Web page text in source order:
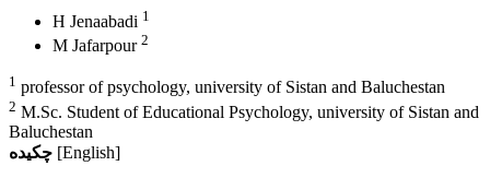
H Jenaabadi 1
M Jafarpour 2
1 professor of psychology, university of Sistan and Baluchestan
2 M.Sc. Student of Educational Psychology, university of Sistan and
Baluchestan
چکیده [English]